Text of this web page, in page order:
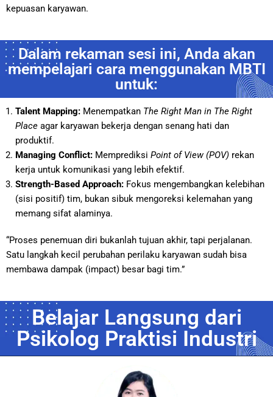
kepuasan karyawan.
Dalam rekaman sesi ini, Anda akan
mempelajari cara menggunakan MBTI
untuk:
Talent Mapping: Menempatkan The Right Man in The Right
Place agar karyawan bekerja dengan senang hati dan
produktif.
Managing Conflict: Memprediksi Point of View (POV) rekan
kerja untuk komunikasi yang lebih efektif.
Strength-Based Approach: Fokus mengembangkan kelebihan
(sisi positif) tim, bukan sibuk mengoreksi kelemahan yang
memang sifat alaminya.
“Proses penemuan diri bukanlah tujuan akhir, tapi perjalanan.
Satu langkah kecil perubahan perilaku karyawan sudah bisa
membawa dampak (impact) besar bagi tim.”
Belajar Langsung dari
Psikolog Praktisi Industri